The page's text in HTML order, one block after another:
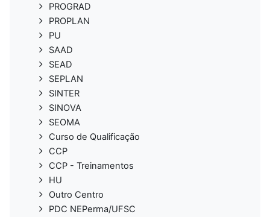
PROGRAD
PROPLAN
PU
SAAD
SEAD
SEPLAN
SINTER
SINOVA
SEOMA
Curso de Qualificação
CCP
CCP - Treinamentos
HU
Outro Centro
PDC NEPerma/UFSC